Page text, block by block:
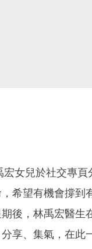
女兒於社交專
希望有機會撐到
後，林禹宏醫生
享、集氣，在此